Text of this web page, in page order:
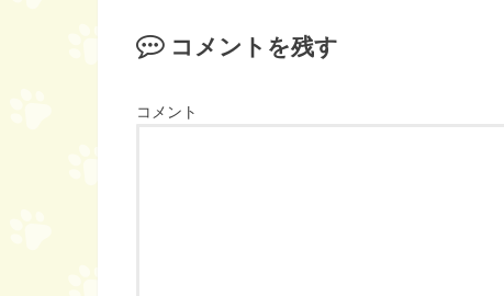
コメントを残す
コメント